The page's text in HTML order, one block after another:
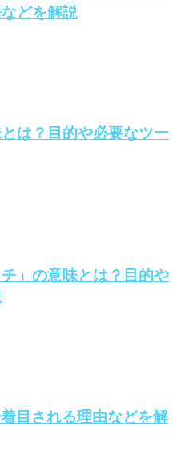
どを解説
は？目的や必要なツー
チ」の意味とは？目的や
目される理由などを解